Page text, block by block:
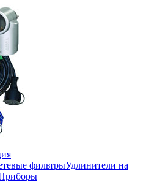
фильтрыУдлинители на